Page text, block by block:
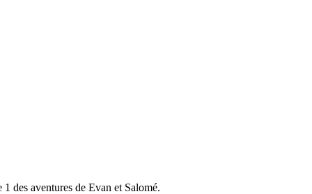
des aventures de Evan et Salomé.